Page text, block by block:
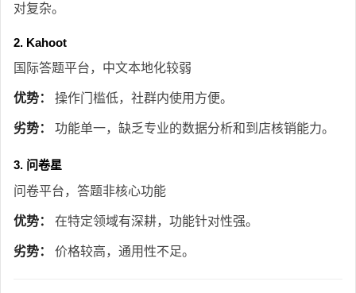
对复杂。
2. Kahoot
国际答题平台，中文本地化较弱
优势： 操作门槛低，社群内使用方便。
劣势： 功能单一，缺乏专业的数据分析和到店核销能力。
3. 问卷星
问卷平台，答题非核心功能
优势： 在特定领域有深耕，功能针对性强。
劣势： 价格较高，通用性不足。